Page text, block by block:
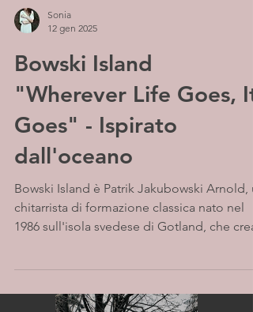
Sonia
12 gen 2025
Bowski Island
"Wherever Life Goes, It
Goes" - Ispirato
dall'oceano
Bowski Island è Patrik Jakubowski Arnold, un
chitarrista di formazione classica nato nel
1986 sull'isola svedese di Gotland, che